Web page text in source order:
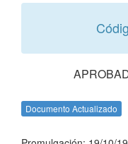
Documento Actualizado